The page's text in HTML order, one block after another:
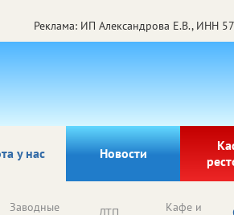
Реклама: ИП Александрова Е.В., ИНН
у нас Новости
Заводные Кафе и